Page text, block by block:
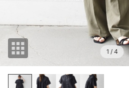
1 / 4